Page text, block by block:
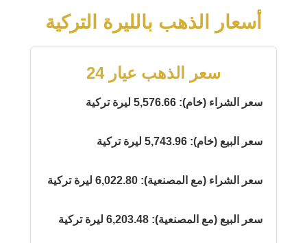
أسعار الذهب بالليرة التركية
سعر الذهب عيار 24
سعر الشراء (خام): 5,576.66 ليرة تركية
سعر البيع (خام): 5,743.96 ليرة تركية
سعر الشراء (مع المصنعية): 6,022.80 ليرة تركية
سعر البيع (مع المصنعية): 6,203.48 ليرة تركية